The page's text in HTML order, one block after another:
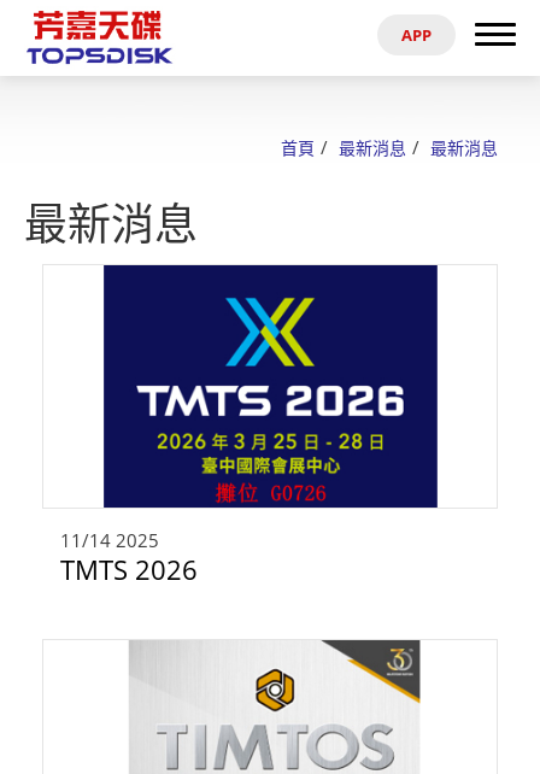
APP
首頁 最新消息 最新消息
最新消息
11/14 2025
TMTS 2026
搜尋
產品
聯絡我們